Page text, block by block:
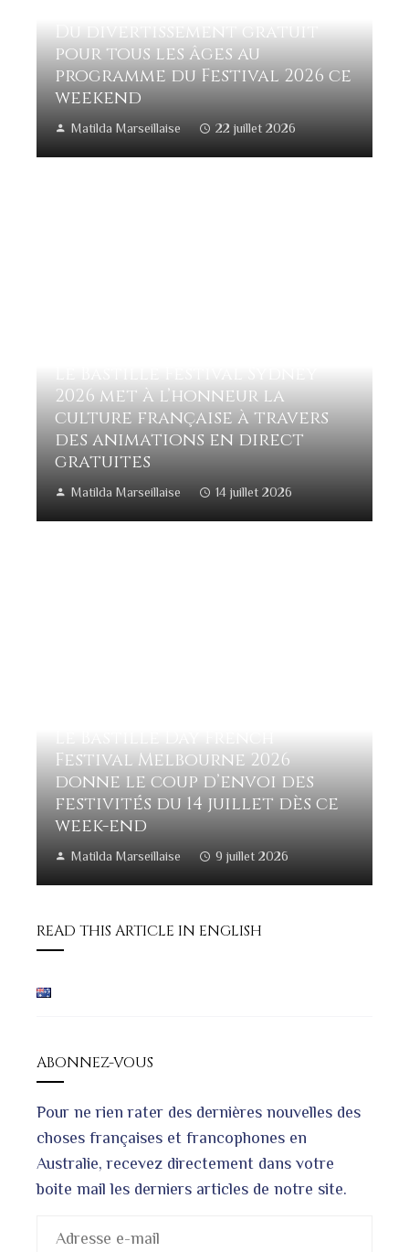
Du divertissement gratuit
pour tous les âges au
programme du Festival 2026 ce
weekend
Matilda Marseillaise 22 juillet 2026
2026 met à l’honneur la
culture française à travers
des animations en direct
gratuites
Matilda Marseillaise 14 juillet 2026
Festival Melbourne 2026
donne le coup d’envoi des
festivités du 14 juillet dès ce
week-end
Matilda Marseillaise 9 juillet 2026
READ THIS ARTICLE IN ENGLISH
ABONNEZ-VOUS
Pour ne rien rater des dernières nouvelles des
choses françaises et francophones en
Australie, recevez directement dans votre
boite mail les derniers articles de notre site.